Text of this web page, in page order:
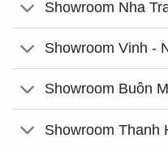
Showroom Nha
Showroom Vinh -
Showroom Buôn
Showroom Thanh